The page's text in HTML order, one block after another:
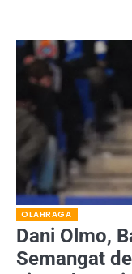
OLAHRAGA
Dani Olmo,
Semangat